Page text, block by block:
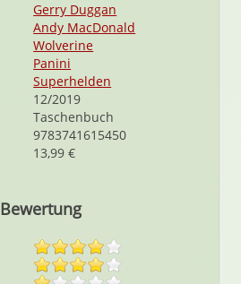
Gerry Duggan
Andy MacDonald
Wolverine
Panini
Superhelden
12/2019
Taschenbuch
9783741615450
13,99 €
Bewertung